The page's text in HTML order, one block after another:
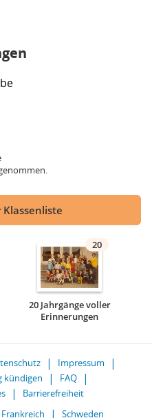
20
20 Jahrgänge voller
Erinnerungen
Impressum
kündigen
FAQ
Barrierefreiheit
Frankreich Schweden